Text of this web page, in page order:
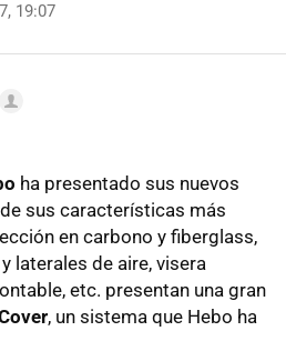
19:07
ha presentado sus nuevos
sus características más
en carbono y fiberglass,
laterales de aire, visera
etc. presentan una gran
, un sistema que Hebo ha